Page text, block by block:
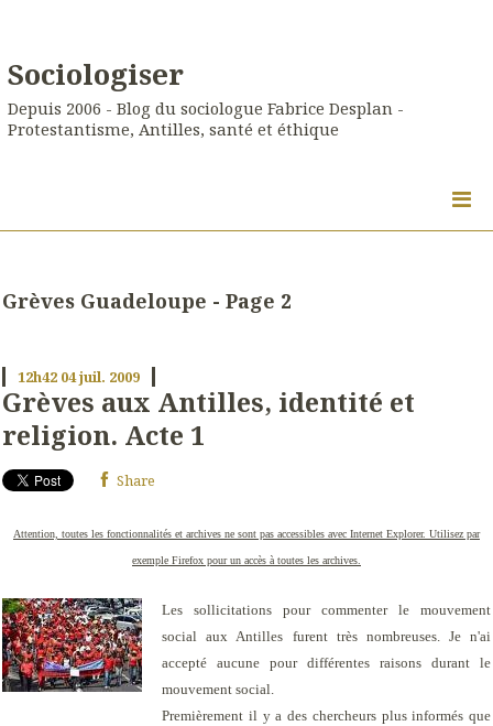
Sociologiser
Depuis 2006 - Blog du sociologue Fabrice Desplan -
Protestantisme, Antilles, santé et éthique
Grèves Guadeloupe - Page 2
12h42 04juil. 2009
Grèves aux Antilles, identité et
religion. Acte 1
Share
Attention, toutes les fonctionnalités et archives ne sont pas accessibles avec Internet Explorer. Utilisez par
exemple Firefox pour un accès à toutes les archives.
Les sollicitations pour commenter le mouvement
social aux Antilles furent très nombreuses. Je n'ai
accepté aucune pour différentes raisons durant le
mouvement social.
Premièrement il y a des chercheurs plus informés que